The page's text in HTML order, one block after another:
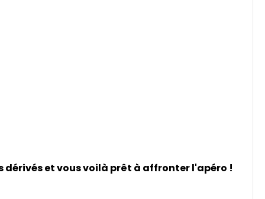
dérivés et vous voilà prêt à affronter l'apéro !